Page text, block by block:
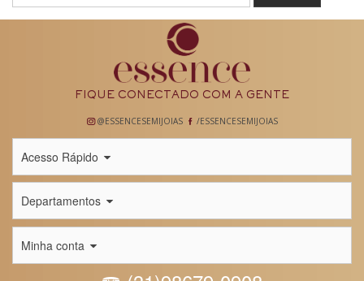
FIQUE CONECTADO COM A GENTE
@ESSENCESEMIJOIAS /ESSENCESEMIJOIAS
Acesso Rápido
Departamentos
Minha conta